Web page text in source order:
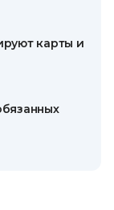
карты и